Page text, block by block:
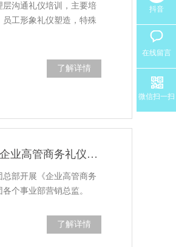
沟通礼仪培训，主要培
工形象礼仪塑造，特殊
了解详情
修齐礼仪受邀到苏宁集团总部开展《企业高管商务礼仪培训》
部开展《企业高管商务
个事业部营销总监。
了解详情
抖音
在线留言
微信扫一扫